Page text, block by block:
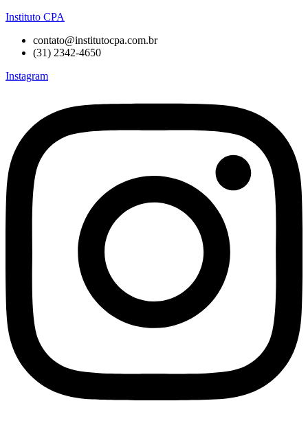
Instituto CPA
contato@institutocpa.com.br
(31) 2342-4650
Instagram